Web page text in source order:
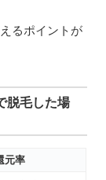
るポイントが
脱毛した場
元率